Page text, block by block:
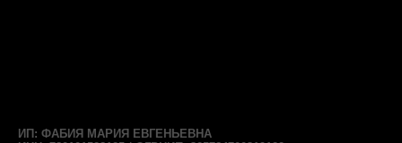
ИП: ФАБИЯ МАРИЯ ЕВГЕНЬЕВНА